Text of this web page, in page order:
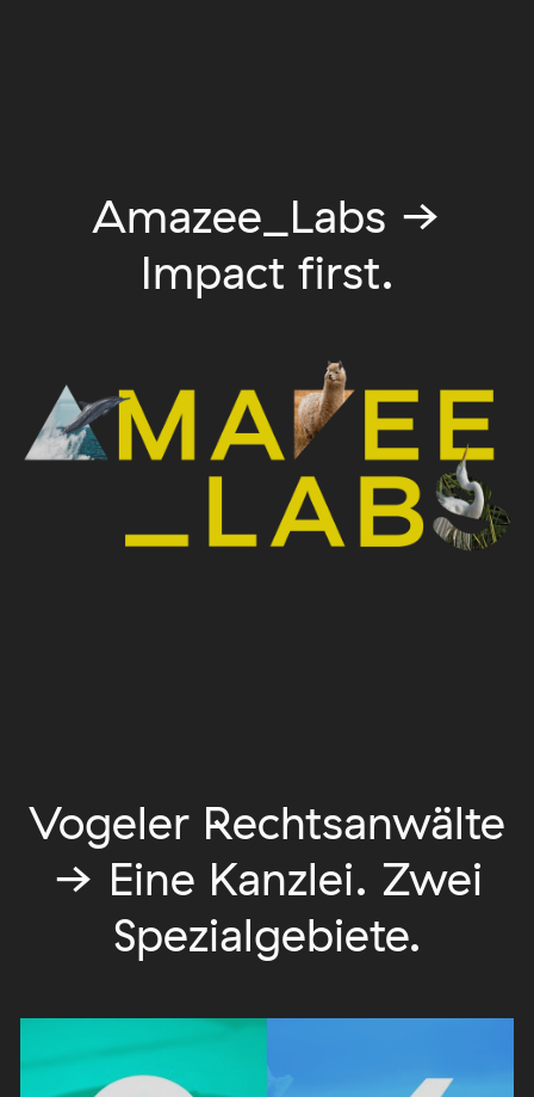
Amazee_Labs →
Impact first.
Vogeler Rechtsanwälte
→ Eine Kanzlei. Zwei
Spezialgebiete.